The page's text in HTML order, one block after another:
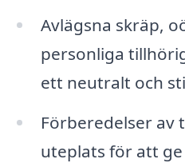
Avlägsna skräp,
personliga
ett neutralt och
Förberedelser av
uteplats för att